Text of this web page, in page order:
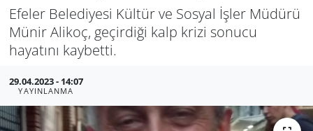
Efeler Belediyesi Kültür ve Sosyal İşler Müdürü
Münir Alikoç, geçirdiği kalp krizi sonucu
hayatını kaybetti.
29.04.2023 - 14:07
YAYINLANMA
ÇEVRE
EĞİTİM
EKONOMİ
GENEL
Süper Lig Puan Durumu ve Fikstür
Tüm Manşetler
Son Dakika Haberleri
Haber Arşivi